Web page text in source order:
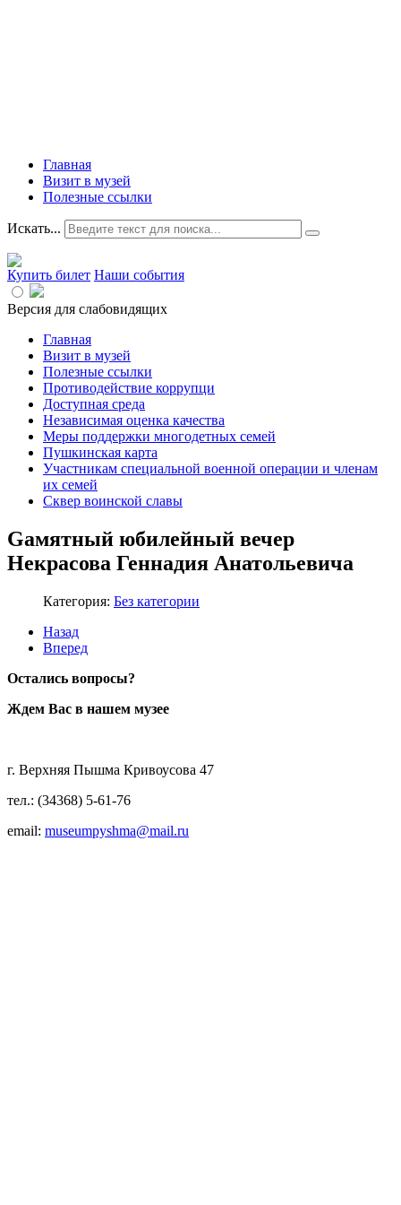
Главная
Визит в музей
Полезные ссылки
Искать...
Купить билет Наши события
Версия для слабовидящих
Главная
Визит в музей
Полезные ссылки
Противодействие коррупци
Доступная среда
Независимая оценка качества
Меры поддержки многодетных семей
Пушкинская карта
Участникам специальной военной операции и членам
их семей
Сквер воинской славы
Gамятный юбилейный вечер
Некрасова Геннадия Анатольевича
Категория: Без категории
Назад
Вперед
Остались вопросы?
Ждем Вас в нашем музее
г. Верхняя Пышма Кривоусова 47
тел.: (34368) 5-61-76
email: museumpyshma@mail.ru